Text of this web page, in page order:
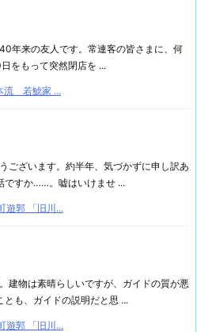
年来の友人です。常連客の皆さまに、何
をもって突然閉店を ...
流 若鯱家 ...
ございます。約半年、気づかずに申し訳あ
ですか……。嘘はいけませ ...
遊郭 「旧川...
建物は素晴らしいですが、ガイドの質が悪
も、ガイドの説明だと思 ...
遊郭 「旧川...